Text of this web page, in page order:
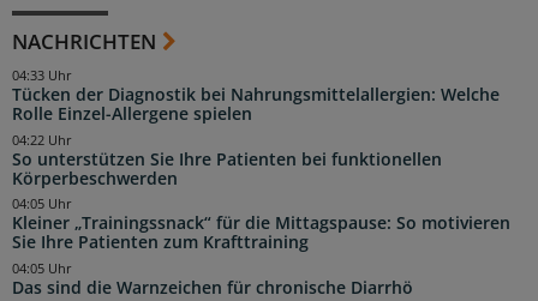
NACHRICHTEN
Tücken der Diagnostik bei Nahrungsmittelallergien: Welche
Rolle Einzel-Allergene spielen
04:33 Uhr
So unterstützen Sie Ihre Patienten bei funktionellen
Körperbeschwerden
04:22 Uhr
Kleiner „Trainingssnack“ für die Mittagspause: So motivieren
Sie Ihre Patienten zum Krafttraining
04:05 Uhr
Das sind die Warnzeichen für chronische Diarrhö
04:05 Uhr